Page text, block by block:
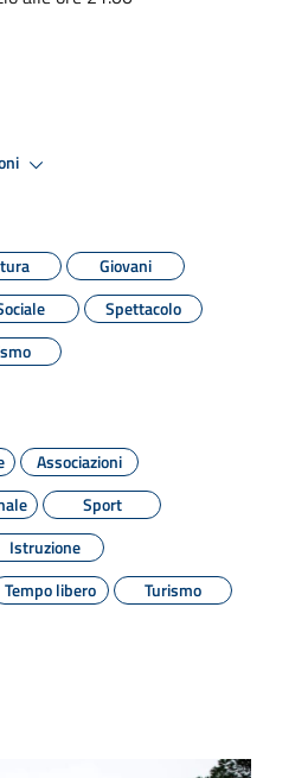
Giovani
Spettacolo
Associazioni
Sport
Istruzione
Tempo libero
Turismo